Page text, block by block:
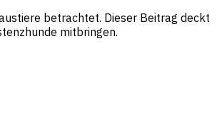
betrachtet. Dieser Beitrag deckt
mitbringen.